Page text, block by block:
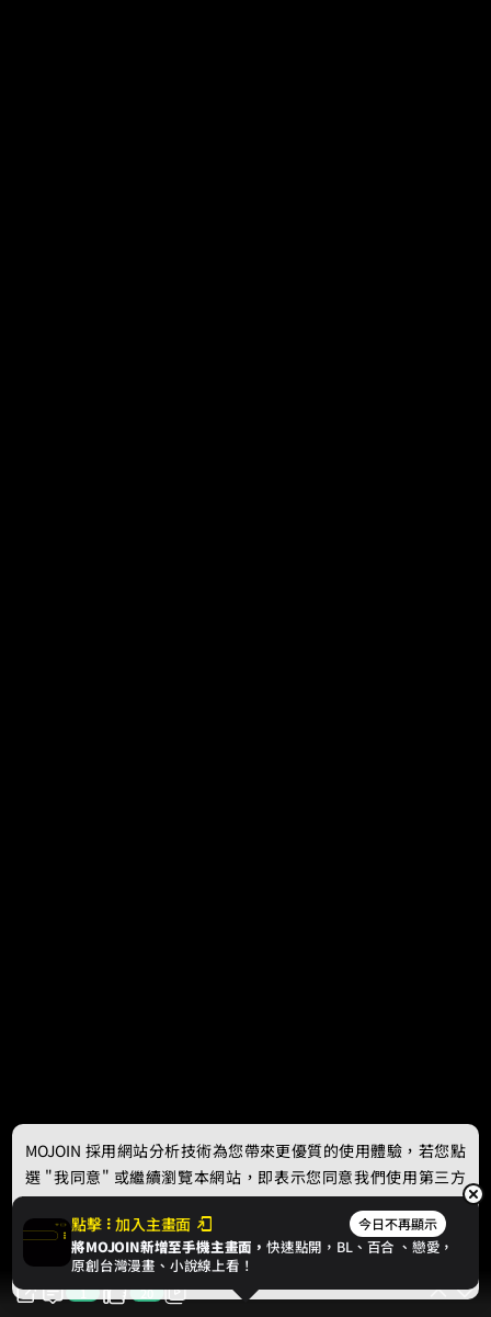
1 20
點擊 加入主畫面 今日不再顯示
將MOJOIN新增至手機主畫面，快速點開，BL、 百合 、戀愛，
原創台灣漫畫、小說線上看！
MOJOIN 採用網站分析技術為您帶來更優質的使用體驗，若您點
選 "我同意" 或繼續瀏覽本網站，即表示您同意我們使用第三方
Cookie，欲瞭解更多資訊請見隱私權政策。
我同意